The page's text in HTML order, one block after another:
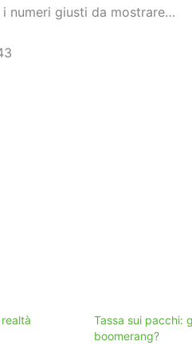
numeri giusti da mostrare…
Tassa sui pacchi:
boomerang?